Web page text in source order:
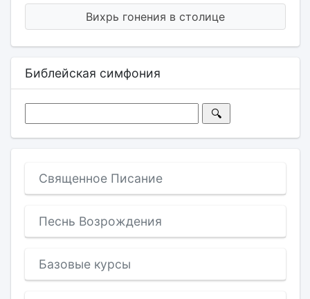
Вихрь гонения в столице
Библейская симфония
Священное Писание
Песнь Возрождения
Базовые курсы